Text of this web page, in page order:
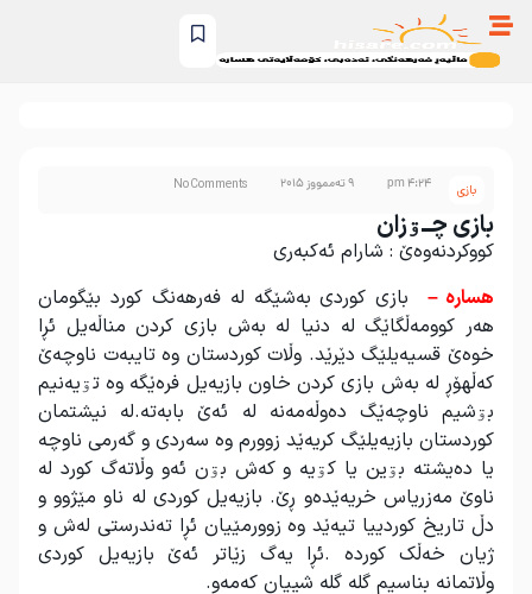
بازی 4:24 pm 9 تەممووز 2015 No Comments
بازی چــۊزان
کووکردنەوەێ : شارام ئەکبەری
هسارە –بازی کوردی به‌شێگه‌ له فه‌رهه‌نگ کورد بێگومان
هه‌ر کوومه‌ڵگاێگ له دنیا له به‌ش بازی کردن مناڵه‌یل ئڕا
خوه‌ێ قسیه‌یلێگ دێرێد. وڵات کوردستان وه تایبه‌ت ناوچه‌ێ
که‌ڵهۆڕ له به‌ش بازی کردن خاون بازیه‌یل فرەێگه وه تۊیه‌نیم
بۊشیم ناوچه‌ێگ ده‌وڵه‌مه‌نه له ئه‌ێ بابه‌ته‌.له‌ نیشتمان
کوردستان بازیه‌یلێگ کریه‌ێد زوورم وه سه‌ردی و گه‌رمی ناوچه‌
یا ده‌یشته بۊین یا کۊیه‌ و که‌ش بۊن ئه‌و وڵاته‌گ کورد له
ناوێ مه‌زریاس خریه‌ێده‌و ڕێ. بازیه‌یل کوردی له ناو مێژوو و
دڵ تاریخ کوردییا تیه‌ێد وه زوورمێیان ئڕا ته‌ندرستی له‌ش و
ژیان خه‌ڵک کورده .ئڕا یه‌گ زێاتر ئه‌ێ بازیه‌یل کوردی
وڵاتمانه بناسیم گله گله شییان که‌مه‌و.